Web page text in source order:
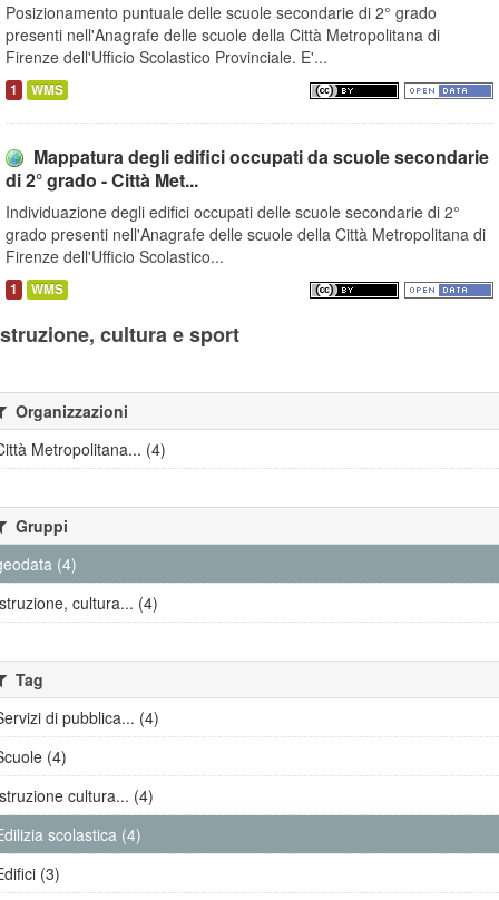
Posizionamento puntuale delle scuole secondarie di 2° grado
presenti nell'Anagrafe delle scuole della Città Metropolitana di
Firenze dell'Ufficio Scolastico Provinciale. E'...
1 WMS
Mappatura degli edifici occupati da scuole secondarie
di 2° grado - Città Met...
Individuazione degli edifici occupati delle scuole secondarie di 2°
grado presenti nell'Anagrafe delle scuole della Città Metropolitana di
Firenze dell'Ufficio Scolastico...
1 WMS
cultura e sport
Organizzazioni
Metropolitana... (4)
Gruppi
(4)
cultura... (4)
Tag
di pubblica... (4)
(4)
cultura... (4)
scolastica (4)
(3)